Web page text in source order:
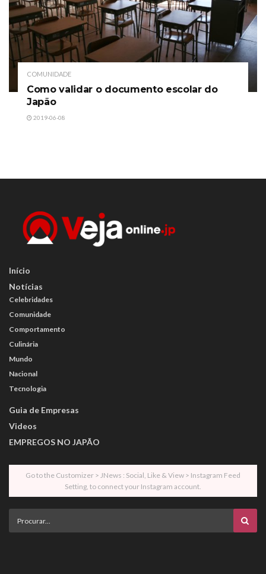
COMUNIDADE
Como validar o documento escolar do
Japão
2019-06-08
Início
Notícias
Celebridades
Comunidade
Comportamento
Culinária
Mundo
Nacional
Tecnologia
Guia de Empresas
Videos
EMPREGOS NO JAPÃO
Go to the Customizer > JNews : Social, Like & View > Instagram Feed
Setting, to connect your Instagram account.